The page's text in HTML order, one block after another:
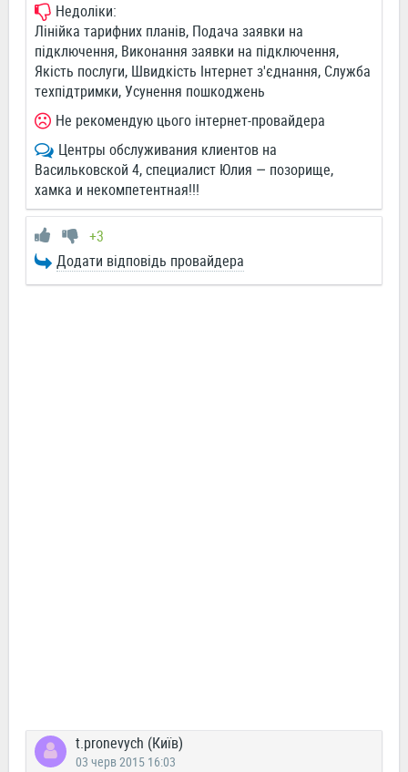
Недоліки:
Лінійка тарифних планів, Подача заявки на
підключення, Виконання заявки на підключення,
Якість послуги, Швидкість Інтернет з'єднання, Служба
техпідтримки, Усунення пошкоджень
Не рекомендую цього інтернет-провайдера
Центры обслуживания клиентов на
Васильковской 4, специалист Юлия — позорище,
хамка и некомпетентная!!!
+3
Додати відповідь провайдера
t.pronevych (Київ)
03 черв 2015 16:03